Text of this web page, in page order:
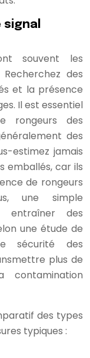
signal
souvent les
des
et la présence
Il est essentiel
rongeurs des
des
estimez jamais
emballés, car ils
de rongeurs
une simple
entraîner des
une étude de
sécurité des
plus de
des types
typiques :